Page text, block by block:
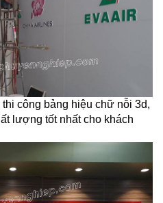
công bảng hiệu chữ nỗi 3d,
lượng tốt nhất cho khách